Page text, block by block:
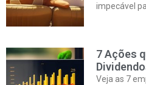
impecável
7 Ações
Veja as 7